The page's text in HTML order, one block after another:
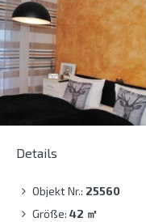
Details
Objekt Nr.: 25560
Größe: 42 ㎡